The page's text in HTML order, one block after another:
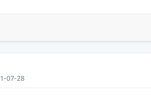
07-28